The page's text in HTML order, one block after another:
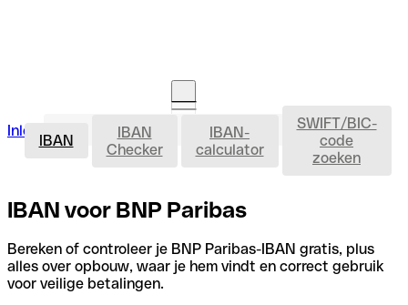
Inloggen Rekening openen IBAN
IBAN
IBAN
Checker
IBAN-
calculator
SWIFT/BIC-
code
zoeken
IBAN voor BNP Paribas
Bereken of controleer je BNP Paribas-IBAN gratis, plus
alles over opbouw, waar je hem vindt en correct gebruik
voor veilige betalingen.